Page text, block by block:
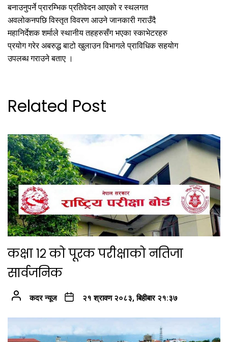
बनाउनुपर्ने प्रारम्भिक प्रतिवेदन आएको र स्थलगत
अवलोकनपछि विस्तृत विवरण आउने जानकारी गराउँदै
महानिर्देशक शर्माले स्थानीय तहहरुसँग भएका स्काभेटरहरु
प्रयोग गरेर अबरुद्ध बाटो खुलाउन विभागले प्राविधिक सहयोग
उपलब्ध गराउने बताए ।
Related Post
कक्षा १२ को पूरक परीक्षाको नतिजा
सार्वजनिक
कदर न्यूज २१ श्रावण २०८३, बिहीबार २१:३७